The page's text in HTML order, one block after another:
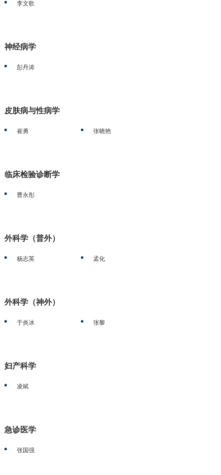
李文歌
神经病学
彭丹涛
皮肤病与性病学
崔勇 张晓艳
临床检验诊断学
曹永彤
外科学（普外）
杨志英 孟化
外科学（神外）
于炎冰 张黎
妇产科学
凌斌
急诊医学
张国强